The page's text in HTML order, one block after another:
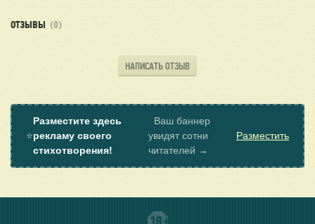
ОТЗЫВЫ (0)
НАПИСАТЬ ОТЗЫВ
⭐
Разместите здесь
рекламу своего
стихотворения!
Ваш баннер
увидят сотни
читателей →
Разместить